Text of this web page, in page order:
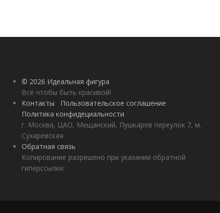
© 2026 Идеальная фигура
Всё чтобы быть красивой!
Контакты
Пользовательское соглашение
Политика конфидециальности
г. Москва, ЦАО, Мещанский, Пушкарев переулок 7, м.
Сухаревская
Обратная связь
Копирование разрешено при указании обратной
гиперссылки.